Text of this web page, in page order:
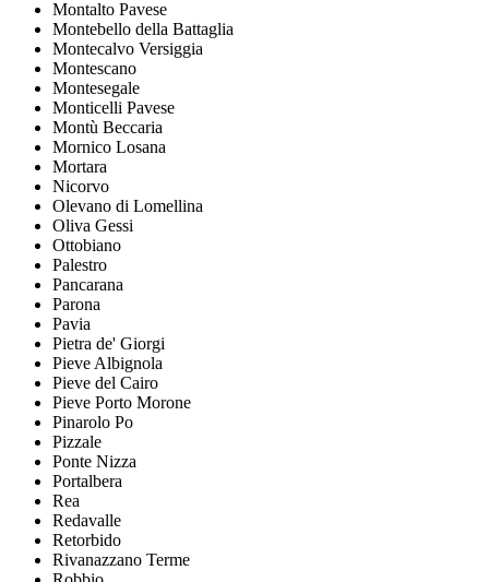
Montalto Pavese
Montebello della Battaglia
Montecalvo Versiggia
Montescano
Montesegale
Monticelli Pavese
Montù Beccaria
Mornico Losana
Mortara
Nicorvo
Olevano di Lomellina
Oliva Gessi
Ottobiano
Palestro
Pancarana
Parona
Pavia
Pietra de' Giorgi
Pieve Albignola
Pieve del Cairo
Pieve Porto Morone
Pinarolo Po
Pizzale
Ponte Nizza
Portalbera
Rea
Redavalle
Retorbido
Rivanazzano Terme